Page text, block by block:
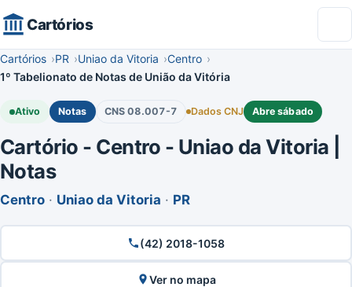
Cartórios
Cartórios PR Uniao da Vitoria
Centro
1º Tabelionato de Notas de União da Vitória
Ativo Notas CNS 08.007-7 Dados CNJ Abre sábado
Cartório - Centro - Uniao da Vitoria |
Notas
Centro · Uniao da Vitoria · PR
(42) 2018-1058
Ver no mapa